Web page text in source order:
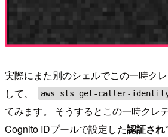
実際にまた別のシェルでこの一時ク
して、
aws sts get-caller-
てみます。 そうするとこの一時クレ
Cognito IDプールで設定した認証さ